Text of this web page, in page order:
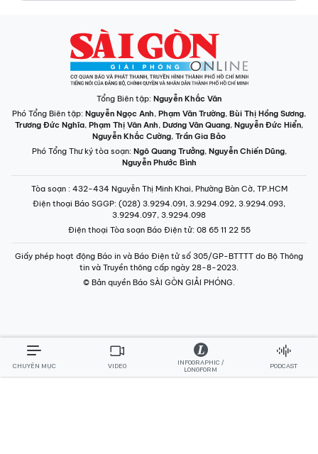
Tổng Biên tập: Nguyễn Khắc Văn
Phó Tổng Biên tập: Nguyễn Ngọc Anh, Phạm Văn Trường, Bùi Thị Hồng Sương,
Trương Đức Nghĩa, Phạm Thị Vân Anh, Dương Văn Quang, Nguyễn Đức Hiển,
Nguyễn Khắc Cường, Trần Gia Bảo
Phó Tổng Thư ký tòa soạn: Ngô Quang Trưởng, Nguyễn Chiến Dũng,
Nguyễn Phước Bình
Tòa soạn : 432-434 Nguyễn Thị Minh Khai, Phường Bàn Cờ, TP.HCM
Điện thoại Báo SGGP: (028) 3.9294.091, 3.9294.092, 3.9294.093,
3.9294.097, 3.9294.098
Điện thoại Tòa soạn Báo Điện tử: 08 65 11 22 55
Giấy phép hoạt động Báo in và Báo Điện tử số 305/GP-BTTTT do Bộ Thông
tin và Truyền thông cấp ngày 28-8-2023.
© Bản quyền Báo SÀI GÒN GIẢI PHÓNG.
CHUYÊN MỤC VIDEO
INFOGRAPHIC /
LONGFORM
PODCAST